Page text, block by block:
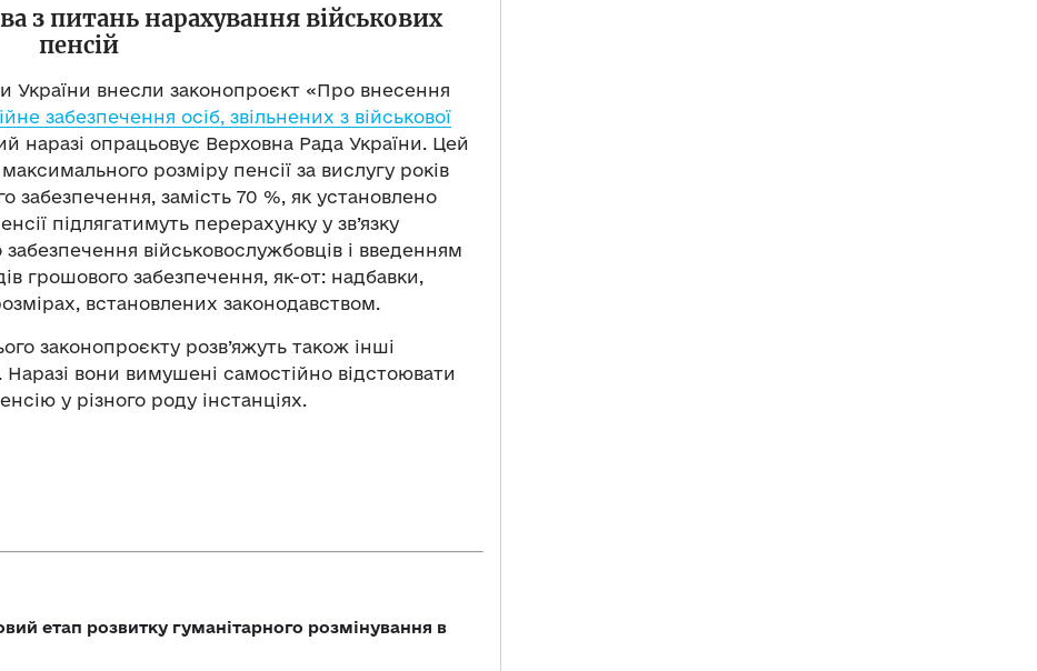
з питань нарахування військових
пенсій
України внесли законопроєкт «Про внесення
забезпечення осіб, звільнених з військової
наразі опрацьовує Верховна Рада України. Цей
розміру пенсії за вислугу років
забезпечення, замість 70 %, як установлено
підлягатимуть перерахунку у зв’язку
військовослужбовців і введенням
грошового забезпечення, як-от: надбавки,
встановлених законодавством.
законопроєкту розв’яжуть також інші
вони вимушені самостійно відстоювати
у різного роду інстанціях.
етап розвитку гуманітарного розмінування в